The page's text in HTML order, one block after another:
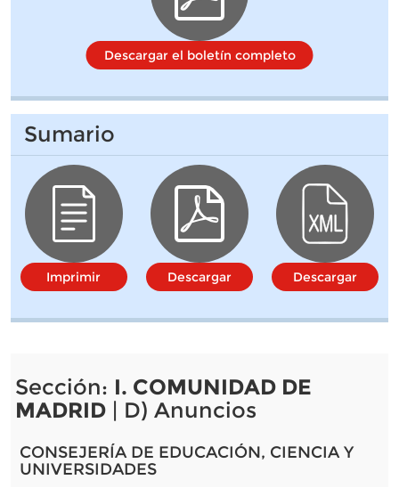
Descargar el boletín completo
Sumario
Imprimir Descargar Descargar
Sección: I. COMUNIDAD DE
MADRID| D) Anuncios
CONSEJERÍA DE EDUCACIÓN, CIENCIA Y
UNIVERSIDADES